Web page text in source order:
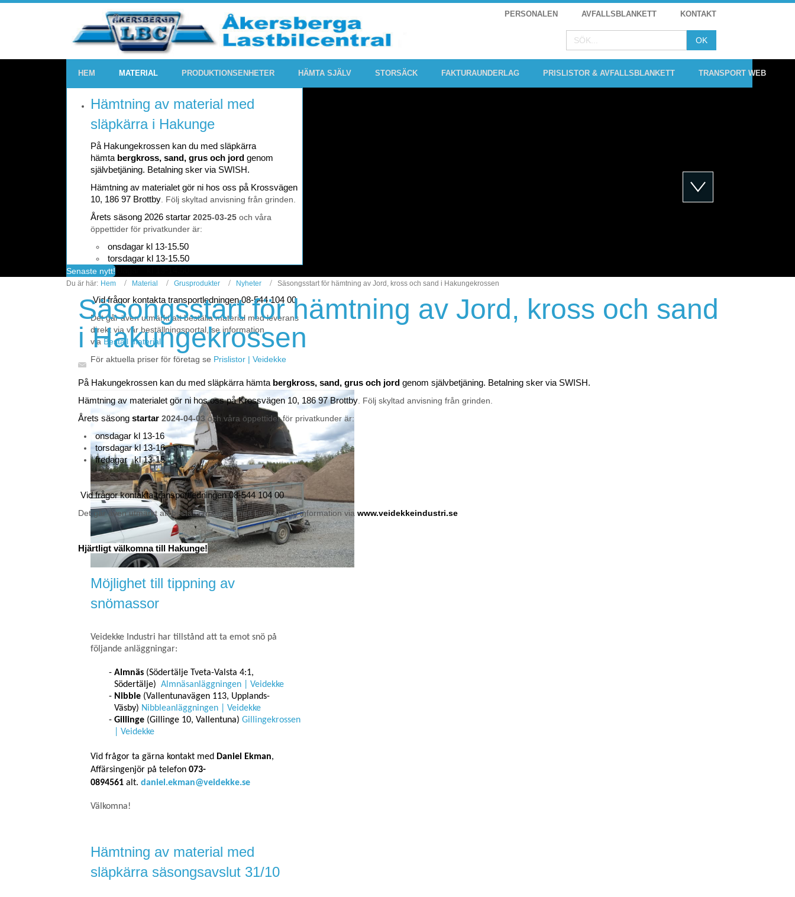
PERSONALEN AVFALLSBLANKETT KONTAKT
HEM MATERIAL PRODUKTIONSENHETER HÄMTA SJÄLV STORSÄCK FAKTURAUNDERLAG PRISLISTOR & AVFALLSBLANKETT TRANSPORT WEB
Hämtning av material med
släpkärra i Hakunge
På Hakungekrossen kan du med släpkärra
hämta bergkross, sand, grus och jord genom
självbetjäning. Betalning sker via SWISH.
Hämtning av materialet gör ni hos oss på Krossvägen
10, 186 97 Brottby . Följ skyltad anvisning från grinden.
Årets säsong 2026 startar 2025-03-25 och våra
öppettider för privatkunder är:
onsdagar kl 13-15.50
torsdagar kl 13-15.50
fredagar kl 13-14.50
Vid frågor kontakta transportledningen 08-544 104 00
Det går även utmärkt att beställa material med leverans
direkt via vår beställningsportal, se information
viaBeställ material
För aktuella priser för företag se Prislistor | Veidekke
Möjlighet till tippning av
snömassor
Veidekke Industri har tillstånd att ta emot snö på
följande anläggningar:
Almnäs (Södertälje Tveta-Valsta 4:1,
Södertälje) Almnäsanläggningen | Veidekke
Nibble (Vallentunavägen 113, Upplands-
Väsby) Nibbleanläggningen | Veidekke
Gillinge (Gillinge 10, Vallentuna) Gillingekrossen
| Veidekke
Vid frågor ta gärna kontakt med Daniel Ekman,
Affärsingenjör på telefon 073-
0894561 alt. daniel.ekman@veidekke.se
Välkomna!
Hämtning av material med
släpkärra säsongsavslut 31/10
Senaste nytt!
Du är här: Hem Material Grusprodukter Nyheter Säsongsstart för hämtning av Jord, kross och sand i Hakungekrossen
Säsongsstart för hämtning av Jord, kross och sand
i Hakungekrossen
På Hakungekrossen kan du med släpkärra hämta bergkross, sand, grus och jord genom självbetjäning. Betalning sker via SWISH.
Hämtning av materialet gör ni hos oss på Krossvägen 10, 186 97 Brottby . Följ skyltad anvisning från grinden.
Årets säsong startar 2024-04-03 och våra öppettider för privatkunder är:
onsdagar kl 13-16
torsdagar kl 13-16
fredagar kl 13-15
Vid frågor kontakta transportledningen 08-544 104 00
Det går även utmärkt att beställa material med leverans se information via www.veidekkeindustri.se
Hjärtligt välkomna till Hakunge!